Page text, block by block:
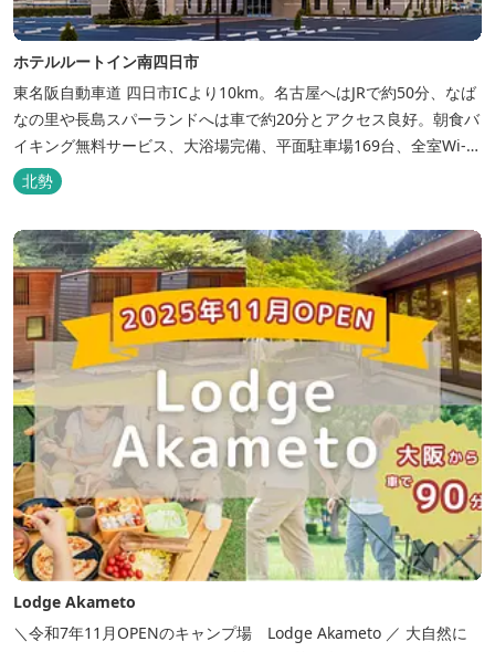
ホテルルートイン南四日市
東名阪自動車道 四日市ICより10km。名古屋へはJRで約50分、なば
なの里や長島スパーランドへは車で約20分とアクセス良好。朝食バ
イキング無料サービス、大浴場完備、平面駐車場169台、全室Wi-Fi
完備。ビジネスにも観光にもご利用頂ける快適なホテルライフをご
提供します。
北勢
Lodge Akameto
＼令和7年11月OPENのキャンプ場 Lodge Akameto ／ 大自然に